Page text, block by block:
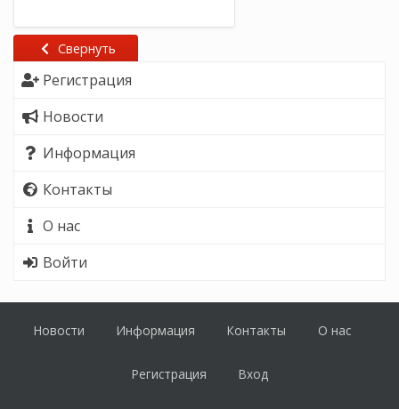
Свернуть
Регистрация
Новости
Информация
Контакты
О нас
Войти
Новости Информация Контакты О нас
Регистрация Вход